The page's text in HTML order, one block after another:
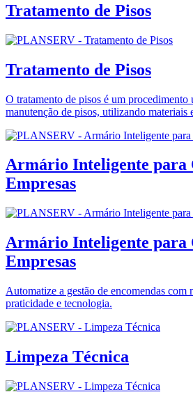
Tratamento de Pisos
Tratamento de Pisos
O tratamento de pisos é um procedimento
manutenção de pisos, utilizando materiais
Armário Inteligente para
Empresas
Armário Inteligente para
Empresas
Automatize a gestão de encomendas com
praticidade e tecnologia.
Limpeza Técnica